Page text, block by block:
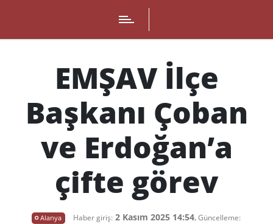
EMŞAV İlçe
Başkanı Çoban
ve Erdoğan’a
çifte görev
Alanya Haber giriş:2 Kasım 2025 14:54,Güncelleme: